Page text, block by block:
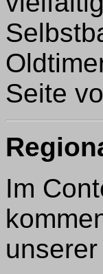
Seite
Im